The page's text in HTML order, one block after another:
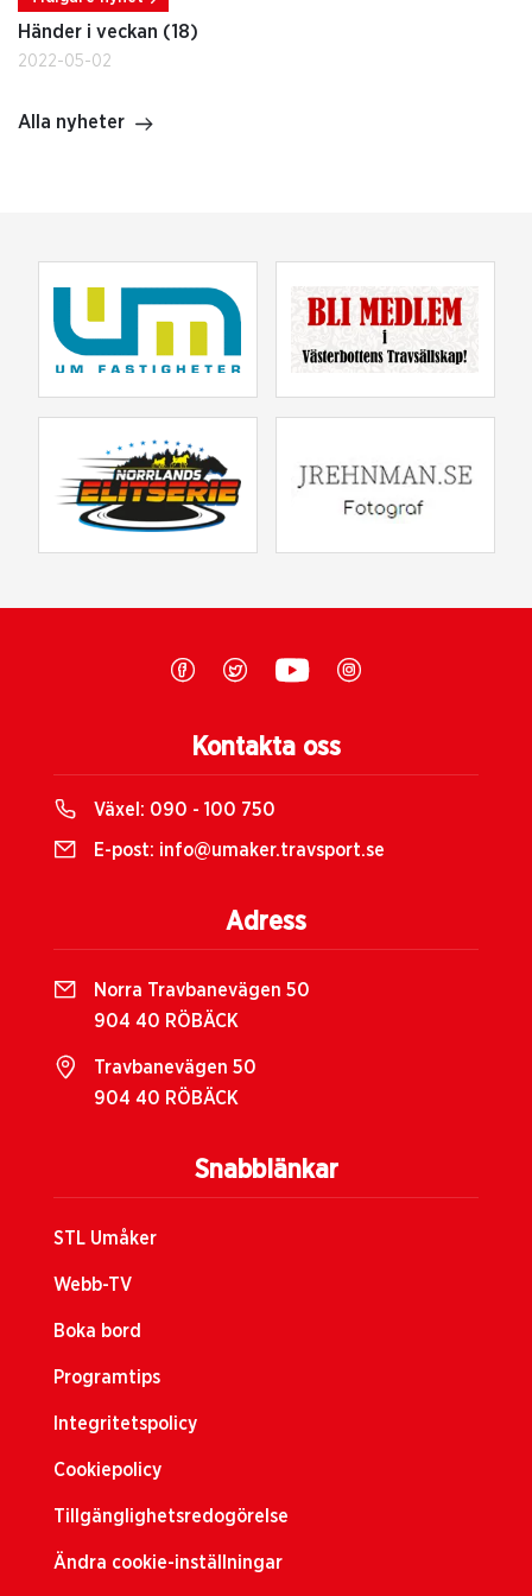
Händer i veckan (18)
2022-05-02
Alla nyheter
Snabblänkar
STL Umåker
Webb-TV
Boka bord
Programtips
Integritetspolicy
Cookiepolicy
Tillgänglighetsredogörelse
Ändra cookie-inställningar
Kontakta oss
Växel: 090 - 100 750
E-post: info@umaker.travsport.se
Adress
Norra Travbanevägen 50
904 40 RÖBÄCK
Travbanevägen 50
904 40 RÖBÄCK